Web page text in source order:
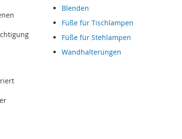
Blenden
Füße für Tischlampen
Füße für Stehlampen
Wandhalterungen